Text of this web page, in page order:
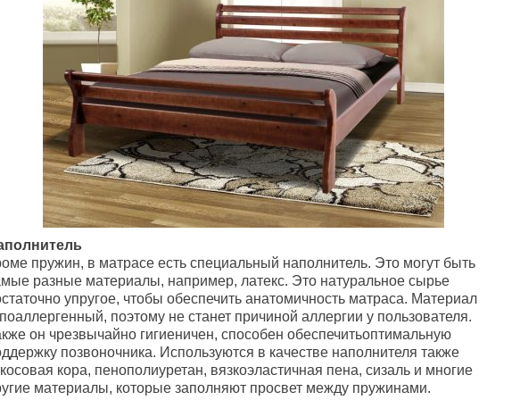
пружин, в матрасе есть специальный наполнитель. Это могут быть
разные материалы, например, латекс. Это натуральное сырье
упругое, чтобы обеспечить анатомичность матраса. Материал
поэтому не станет причиной аллергии у пользователя.
он чрезвычайно гигиеничен, способен обеспечитьоптимальную
позвоночника. Используются в качестве наполнителя также
кора, пенополиуретан, вязкоэластичная пена, сизаль и многие
материалы, которые заполняют просвет между пружинами.